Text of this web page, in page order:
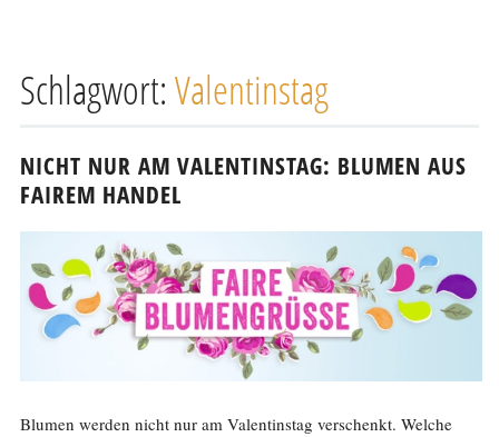
zum
Schlagwort:Valentinstag
NICHT NUR AM VALENTINSTAG: BLUMEN AUS
FAIREM HANDEL
Blumen werden nicht nur am Valentinstag verschenkt. Welche